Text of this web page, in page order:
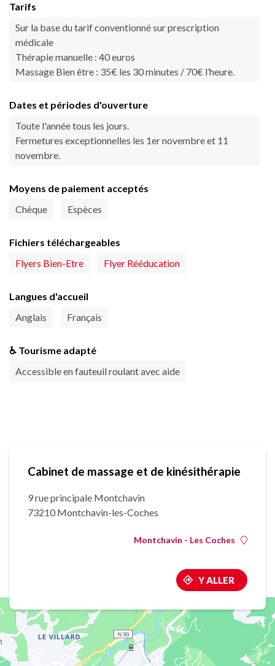
Tarifs
Sur la base du tarif conventionné sur prescription
médicale
Thérapie manuelle : 40 euros
Massage Bien être : 35€ les 30 minutes / 70€ l’heure.
Dates et périodes d'ouverture
Toute l'année tous les jours.
Fermetures exceptionnelles les 1er novembre et 11
novembre.
Moyens de paiement acceptés
Chèque
Espèces
Fichiers téléchargeables
Flyers Bien-Etre
Flyer Rééducation
Langues d'accueil
Anglais
Français
♿ Tourisme adapté
Accessible en fauteuil roulant avec aide
Cabinet de massage et de kinésithérapie
9 rue principale Montchavin
73210 Montchavin-les-Coches
Montchavin - Les Coches
Y ALLER